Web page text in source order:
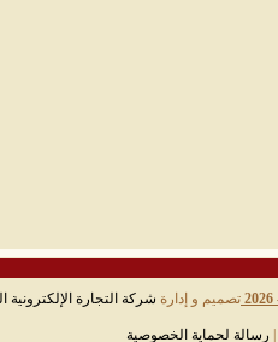
تصميم و إدارة شركة التجارة الإلكترونية
رسالة لحماية الخصوصية